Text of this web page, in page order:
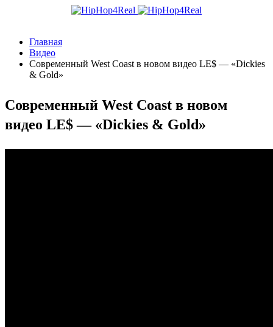
Главная
Видео
Современный West Coast в новом видео LE$ — «Dickies
& Gold»
Современный West Coast в новом
видео LE$ — «Dickies & Gold»